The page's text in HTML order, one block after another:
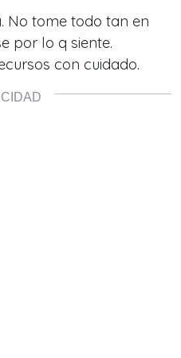
No tome todo tan en
por lo q siente.
con cuidado.